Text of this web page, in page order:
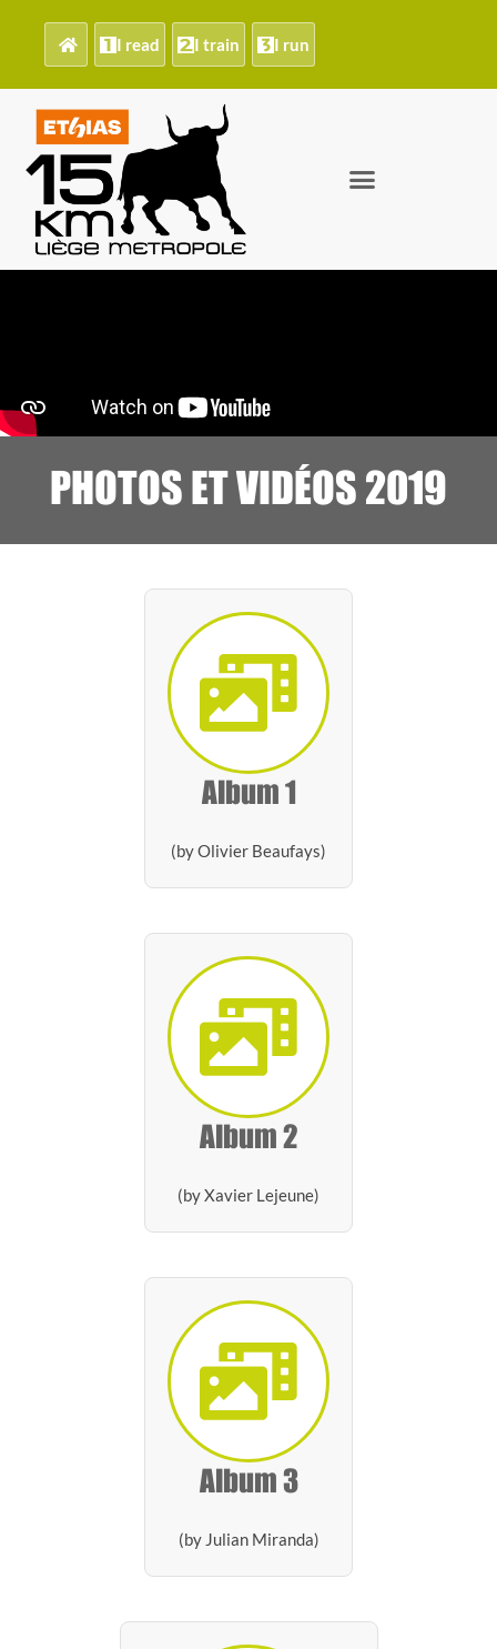
I read I train I run
PHOTOS ET VIDÉOS 2019
Album 1
(by Olivier Beaufays)
Album 2
(by Xavier Lejeune)
Album 3
(by Julian Miranda)